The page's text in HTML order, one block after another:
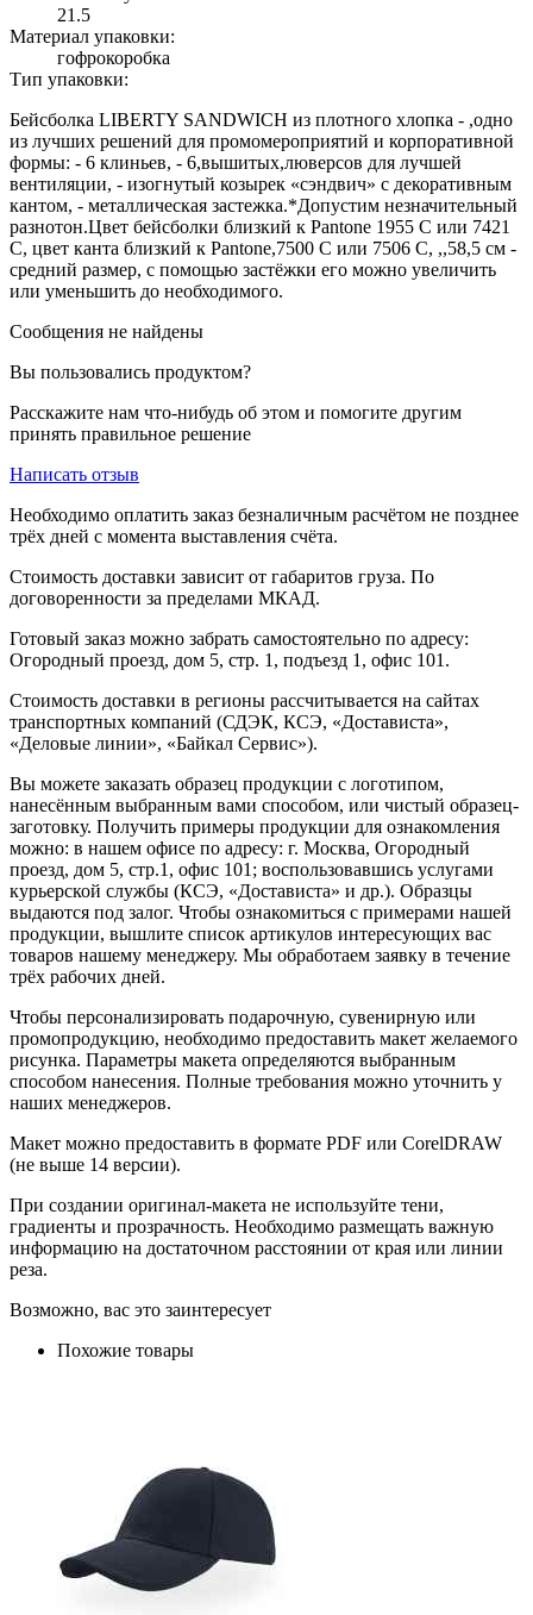
21.5
Материал упаковки:
гофрокоробка
Тип упаковки:
Бейсболка LIBERTY SANDWICH из плотного хлопка - ,одно
из лучших решений для промомероприятий и корпоративной
формы: - 6 клиньев, - 6,вышитых,люверсов для лучшей
вентиляции, - изогнутый козырек «сэндвич» с декоративным
кантом, - металлическая застежка.*Допустим незначительный
разнотон.Цвет бейсболки близкий к Pantone 1955 С или 7421
C, цвет канта близкий к Pantone,7500 С или 7506 C, ,,58,5 см -
средний размер, с помощью застёжки его можно увеличить
или уменьшить до необходимого.
Сообщения не найдены
Вы пользовались продуктом?
Расскажите нам что-нибудь об этом и помогите другим
принять правильное решение
Написать отзыв
Необходимо оплатить заказ безналичным расчётом не позднее
трёх дней с момента выставления счёта.
Стоимость доставки зависит от габаритов груза. По
договоренности за пределами МКАД.
Готовый заказ можно забрать самостоятельно по адресу:
Огородный проезд, дом 5, стр. 1, подъезд 1, офис 101.
Стоимость доставки в регионы рассчитывается на сайтах
транспортных компаний (СДЭК, КСЭ, «Достависта»,
«Деловые линии», «Байкал Сервис»).
Вы можете заказать образец продукции с логотипом,
нанесённым выбранным вами способом, или чистый образец-
заготовку. Получить примеры продукции для ознакомления
можно: в нашем офисе по адресу: г. Москва, Огородный
проезд, дом 5, стр.1, офис 101; воспользовавшись услугами
курьерской службы (КСЭ, «Достависта» и др.). Образцы
выдаются под залог. Чтобы ознакомиться с примерами нашей
продукции, вышлите список артикулов интересующих вас
товаров нашему менеджеру. Мы обработаем заявку в течение
трёх рабочих дней.
Чтобы персонализировать подарочную, сувенирную или
промопродукцию, необходимо предоставить макет желаемого
рисунка. Параметры макета определяются выбранным
способом нанесения. Полные требования можно уточнить у
наших менеджеров.
Макет можно предоставить в формате PDF или CorelDRAW
(не выше 14 версии).
При создании оригинал-макета не используйте тени,
градиенты и прозрачность. Необходимо размещать важную
информацию на достаточном расстоянии от края или линии
реза.
Возможно, вас это заинтересует
Похожие товары